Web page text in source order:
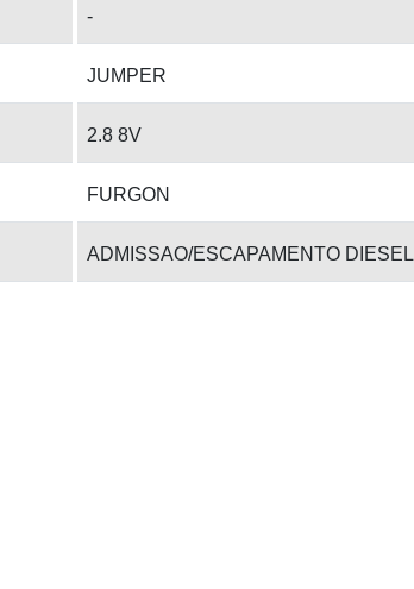
-
JUMPER
2.8 8V
FURGON
ADMISSAO/ESCAPAMENTO DIESEL